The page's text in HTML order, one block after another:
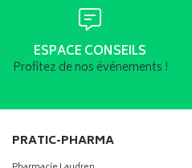
ESPACE CONSEILS
Profitez de nos événements !
PRATIC-PHARMA